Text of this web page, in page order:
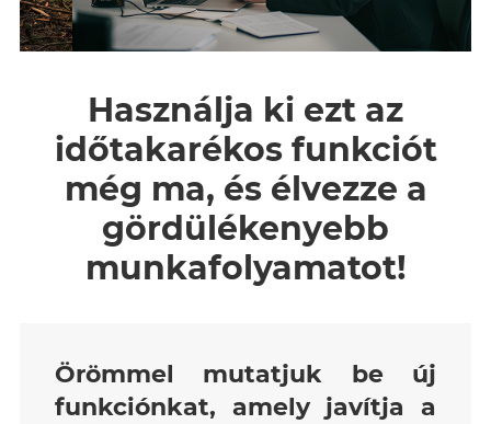
Használja ki ezt az
időtakarékos funkciót
még ma, és élvezze a
gördülékenyebb
munkafolyamatot!
Örömmel mutatjuk be új
funkciónkat, amely javítja a